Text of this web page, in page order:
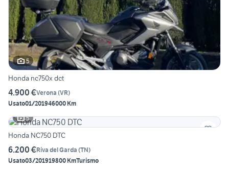
5
Honda nc750x dct
4.900 €Verona (VR)
Usato01/201946000 Km
5
Honda NC750 DTC
6.200 €Riva del Garda (TN)
Usato03/201919800 KmTurismo